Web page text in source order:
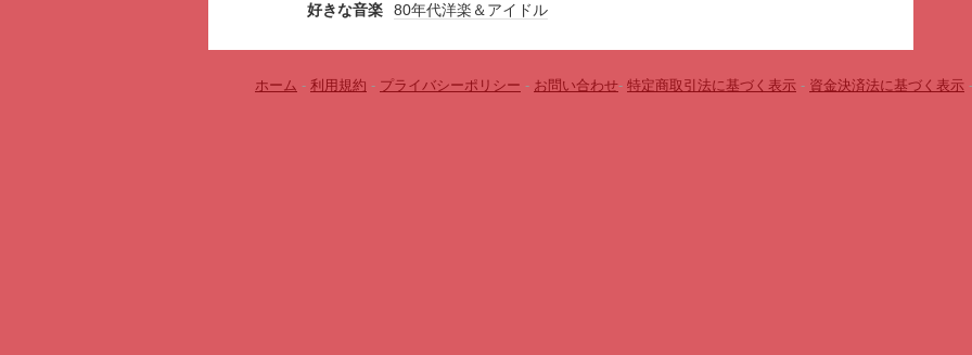
好きな音楽
80年代洋楽＆アイドル
ホーム - 利用規約 - プライバシーポリシー - お問い合わせ- 特定商取引法に基づく表示 - 資金決済法に基づく表示 -